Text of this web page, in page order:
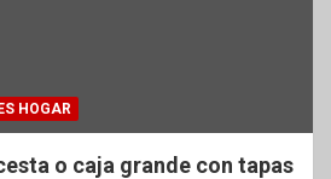
HOGAR
o caja grande con tapas